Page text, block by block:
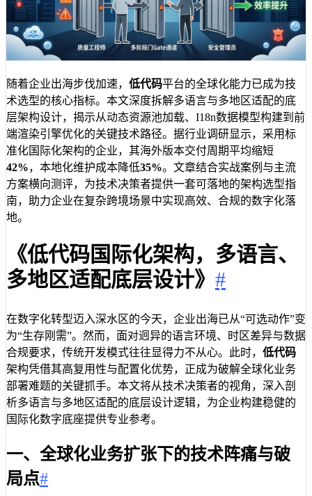
随着企业出海步伐加速， 低代码平台的全球化能力已成为技
术选型的核心指标。本文深度拆解多语言与多地区适配的底
层架构设计，揭示从动态资源池加载、I18n数据模型构建到前
端渲染引擎优化的关键技术路径。据行业调研显示，采用标
准化国际化架构的企业，其海外版本交付周期平均缩短
42%，本地化维护成本降低35%。文章结合实战案例与主流
方案横向测评，为技术决策者提供一套可落地的架构选型指
南，助力企业在复杂跨境场景中实现高效、合规的数字化落
地。
《低代码国际化架构，多语言、
多地区适配底层设计》 #
在数字化转型迈入深水区的今天，企业出海已从“可选动作”变
为“生存刚需”。然而，面对迥异的语言环境、时区差异与数据
合规要求，传统开发模式往往显得力不从心。此时， 低代码
架构凭借其高复用性与配置化优势，正成为破解全球化业务
部署难题的关键抓手。本文将从技术决策者的视角，深入剖
析多语言与多地区适配的底层设计逻辑，为企业构建稳健的
国际化数字底座提供专业参考。
一、全球化业务扩张下的技术阵痛与破
局点#